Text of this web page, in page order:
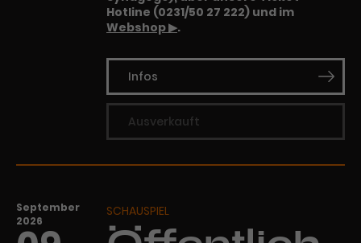
Hotline (0231/50 27 222) und im
Webshop ▶.
Infos
Ausverkauft
September
2026
SCHAUSPIEL